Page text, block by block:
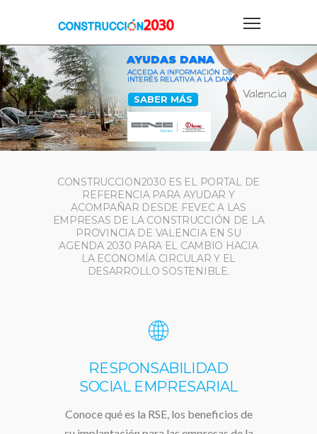
AYUDAS DANA
ACCEDA A INFORMACIÓN DE
INTERÉS RELATIVA A LA DANA
SABER MÁS
CONSTRUCCION2030 ES EL PORTAL DE
REFERENCIA PARA AYUDAR Y
ACOMPAÑAR DESDE FEVEC A LAS
EMPRESAS DE LA CONSTRUCCIÓN DE LA
PROVINCIA DE VALENCIA EN SU
AGENDA 2030 PARA EL CAMBIO HACIA
LA ECONOMÍA CIRCULAR Y EL
DESARROLLO SOSTENIBLE.
RESPONSABILIDAD
SOCIAL EMPRESARIAL
Conoce qué es la RSE, los beneficios de